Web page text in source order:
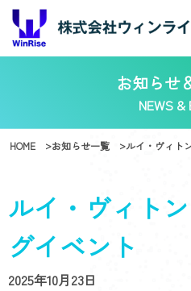
お知らせ
NEWS &
HOME お知らせ一覧 ルイ・ヴィト
ルイ・ヴィト
グイベント
2025年10月23日